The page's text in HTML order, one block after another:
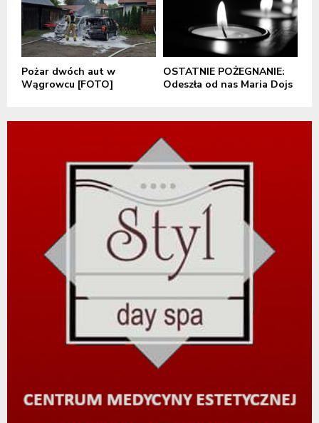
Pożar dwóch aut w
Wągrowcu [FOTO]
OSTATNIE POŻEGNANIE:
Odeszła od nas Maria Dojs